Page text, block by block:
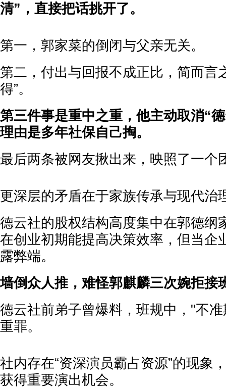
清”，直接把话挑开了。
第一，郭家菜的倒闭与父亲无关。
第二，付出与回报不成正比，简而言
得”。
第三件事是重中之重，他主动取消“
理由是多年社保自己掏。
最后两条被网友揪出来，映照了一个
更深层的矛盾在于家族传承与现代治
德云社的股权结构高度集中在郭德纲
在创业初期能提高决策效率，但当企
露弊端。
墙倒众人推，难怪郭麒麟三次婉拒接
德云社前弟子曾爆料，班规中，"不
重罪。
社内存在“资深演员霸占资源”的现象
获得重要演出机会。